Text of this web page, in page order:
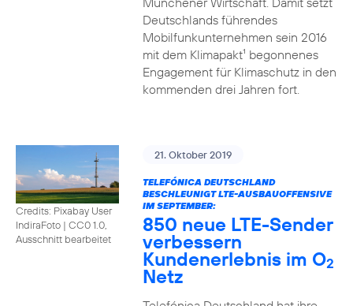
Deutschlands führendes
Mobilfunkunternehmen sein 2016
mit dem Klimapakt¹ begonnenes
Engagement für Klimaschutz in den
kommenden drei Jahren fort.
Credits: Pixabay User
IndiraFoto | CC0 1.0,
Ausschnitt bearbeitet
21. Oktober 2019
TELEFÓNICA DEUTSCHLAND
BESCHLEUNIGT LTE-AUSBAUOFFENSIVE
IM SEPTEMBER:
850 neue LTE-Sender
verbessern
Kundenerlebnis im O2
Netz